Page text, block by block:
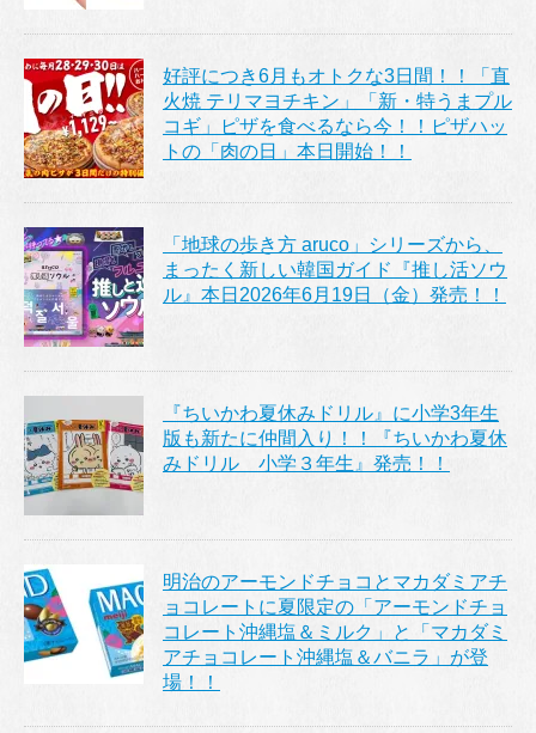
好評につき6月もオトクな3日間！！「直
火焼 テリマヨチキン」「新・特うまプル
コギ」ピザを食べるなら今！！ピザハッ
トの「肉の日」本日開始！！
「地球の歩き方 aruco」シリーズから、
まったく新しい韓国ガイド『推し活ソウ
ル』本日2026年6月19日（金）発売！！
『ちいかわ夏休みドリル』に小学3年生
版も新たに仲間入り！！『ちいかわ夏休
みドリル 小学３年生』発売！！
明治のアーモンドチョコとマカダミアチ
ョコレートに夏限定の「アーモンドチョ
コレート沖縄塩＆ミルク」と「マカダミ
アチョコレート沖縄塩＆バニラ」が登
場！！